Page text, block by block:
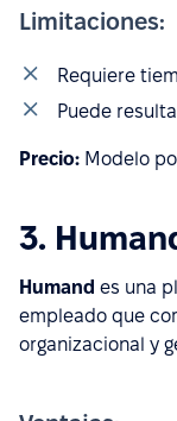
Limitaciones:
Requiere
Puede
Precio: Modelo
3.
Humand es una
empleado que
organizacional y